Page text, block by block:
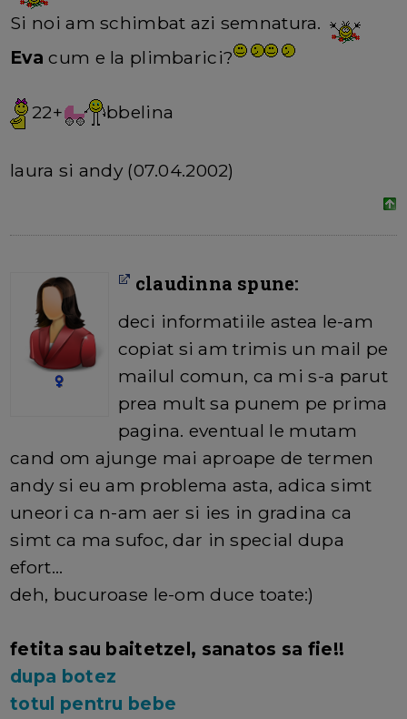
Si noi am schimbat azi semnatura.
Eva cum e la plimbarici?
22+ bbelina
laura si andy (07.04.2002)
claudinna spune:
deci informatiile astea le-am
copiat si am trimis un mail pe
mailul comun, ca mi s-a parut
prea mult sa punem pe prima
pagina. eventual le mutam
cand om ajunge mai aproape de termen
andy si eu am problema asta, adica simt
uneori ca n-am aer si ies in gradina ca
simt ca ma sufoc, dar in special dupa
efort...
deh, bucuroase le-om duce toate:)
fetita sau baitetzel, sanatos sa fie!!
dupa botez
totul pentru bebe